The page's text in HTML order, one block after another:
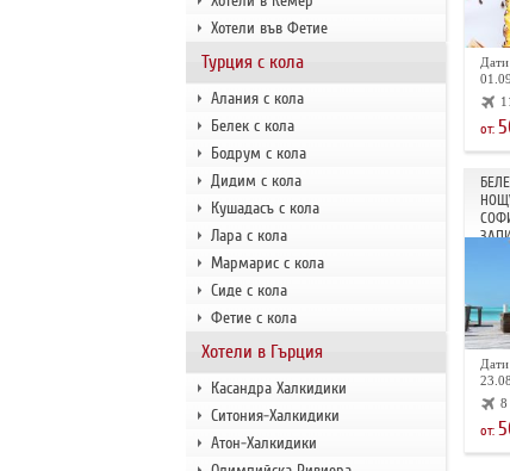
Хотели във Фетие
Турция с кола
Алания с кола
Белек с кола
Бодрум с кола
Дидим с кола
Кушадасъ с кола
Лара с кола
Мармарис с кола
Сиде с кола
Фетие с кола
Хотели в Гърция
Касандра Халкидики
Ситония-Халкидики
Атон-Халкидики
от:
8
от: